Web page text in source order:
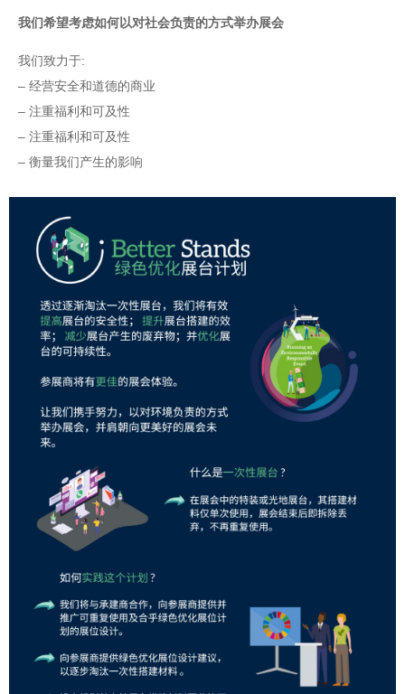
我们希望考虑如何以对社会负责的方式举办展会
我们致力于:
– 经营安全和道德的商业
– 注重福利和可及性
– 注重福利和可及性
– 衡量我们产生的影响